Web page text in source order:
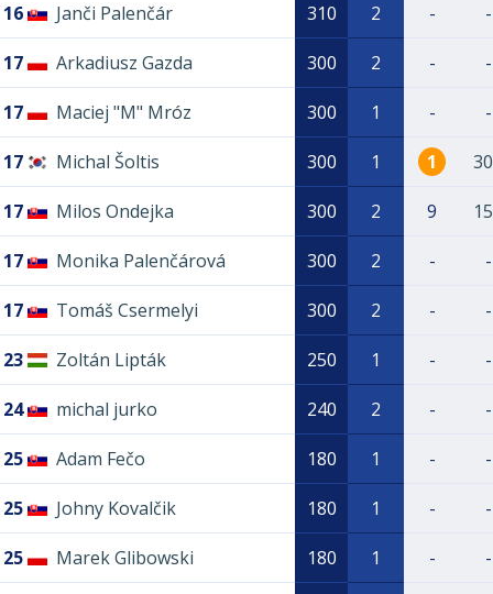
16 Janči Palenčár 310 2 - -
17 Arkadiusz Gazda 300 2 - -
17 Maciej "M" Mróz 300 1 - -
17 Michal Šoltis 300 1 1
17 Milos Ondejka 300 2 9
17 Monika Palenčárová 300 2 - -
17 Tomáš Csermelyi 300 2 - -
23 Zoltán Lipták 250 1 - -
24 michal jurko 240 2 - -
25 Adam Fečo 180 1 - -
25 Johny Kovalčik 180 1 - -
25 Marek Glibowski 180 1 - -